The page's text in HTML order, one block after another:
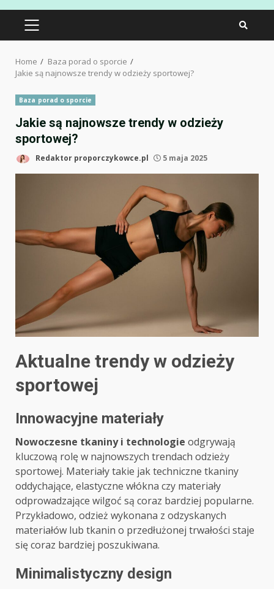
PRIMARY
Home
Baza porad o sporcie
Jakie są najnowsze trendy w odzieży sportowej?
Baza porad o sporcie
Jakie są najnowsze trendy w odzieży
sportowej?
Redaktor proporczykowce.pl 5 maja 2025
Aktualne trendy w odzieży
sportowej
Innowacyjne materiały
Nowoczesne tkaniny i technologie odgrywają
kluczową rolę w najnowszych trendach odzieży
sportowej. Materiały takie jak techniczne tkaniny
oddychające, elastyczne włókna czy materiały
odprowadzające wilgoć są coraz bardziej popularne.
Przykładowo, odzież wykonana z odzyskanych
materiałów lub tkanin o przedłużonej trwałości staje
się coraz bardziej poszukiwana.
Minimalistyczny design